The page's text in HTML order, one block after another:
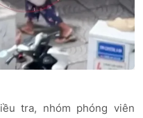
tra, nhóm phóng viên